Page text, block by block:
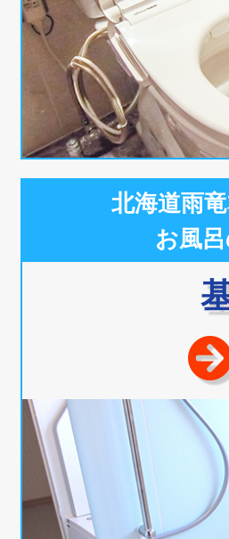
北海道雨
お風